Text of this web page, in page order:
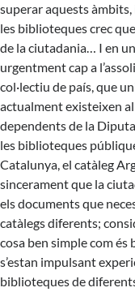
superar aquests
les biblioteques crec
de la ciutadania… I en
urgentment cap a
col·lectiu de país, que
actualment existeixen
dependents de la
les biblioteques
Catalunya, el catàleg
sincerament que la
els documents que
catàlegs diferents;
cosa ben simple com
s’estan impulsant
biblioteques de